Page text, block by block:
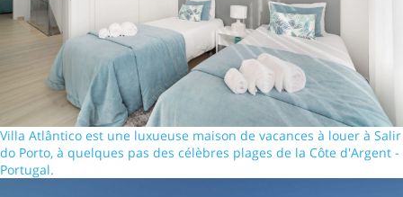
Villa Atlântico est une luxueuse maison de vacances à louer à Salir
do Porto, à quelques pas des célèbres plages de la Côte d'Argent -
Portugal.